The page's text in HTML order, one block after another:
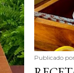
Publicado